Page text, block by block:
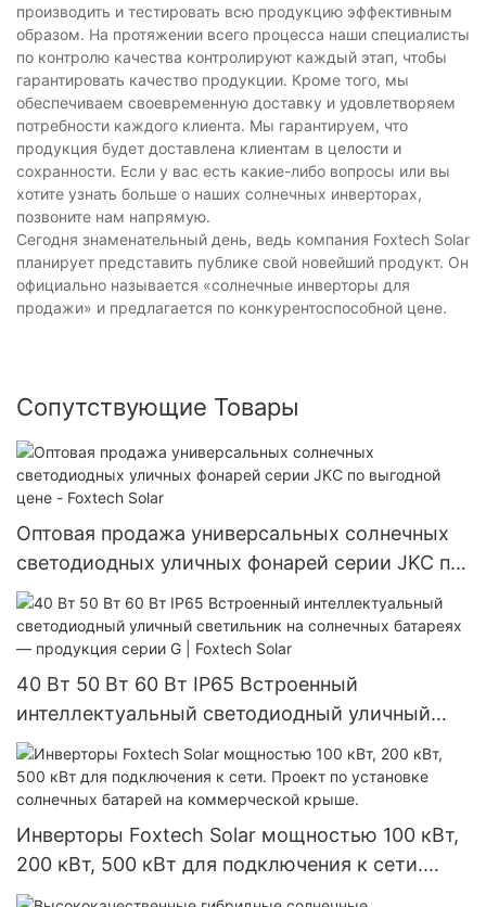
производить и тестировать всю продукцию эффективным
образом. На протяжении всего процесса наши специалисты
по контролю качества контролируют каждый этап, чтобы
гарантировать качество продукции. Кроме того, мы
обеспечиваем своевременную доставку и удовлетворяем
потребности каждого клиента. Мы гарантируем, что
продукция будет доставлена ​​клиентам в целости и
сохранности. Если у вас есть какие-либо вопросы или вы
хотите узнать больше о наших солнечных инверторах,
позвоните нам напрямую.
Сегодня знаменательный день, ведь компания Foxtech Solar
планирует представить публике свой новейший продукт. Он
официально называется «солнечные инверторы для
продажи» и предлагается по конкурентоспособной цене.
Сопутствующие Товары
Оптовая продажа универсальных солнечных
светодиодных уличных фонарей серии JKC по
выгодной цене - Foxtech Solar
40 Вт 50 Вт 60 Вт IP65 Встроенный
интеллектуальный светодиодный уличный
светильник на солнечных батареях —
продукция серии G | Foxtech Solar
Инверторы Foxtech Solar мощностью 100 кВт,
200 кВт, 500 кВт для подключения к сети.
Проект по установке солнечных батарей на